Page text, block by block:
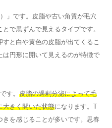
」です。皮脂や古い角質が毛穴
で黒ずんで見えるタイプです。
と白や黄色の皮脂が出てくるこ
は円形に開いて見えるのが特徴で
す。 皮脂の過剰分泌によって毛
大きく開いた状態になります。T
を感じることが多いです。思春